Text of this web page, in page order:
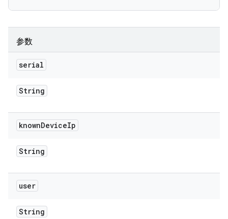
参数
serial
String
knownDeviceIp
String
user
String